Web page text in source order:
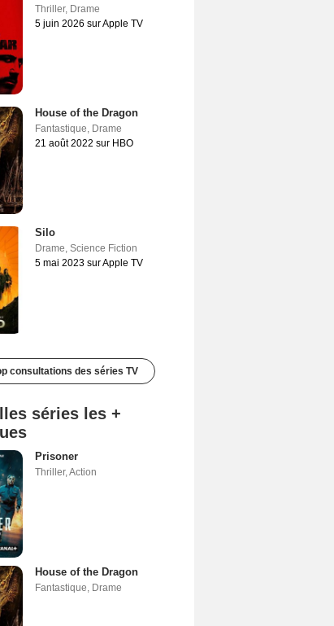
Thriller, Drame
5 juin 2026 sur Apple TV
House of the Dragon
Fantastique, Drame
21 août 2022 sur HBO
Silo
Drame, Science Fiction
5 mai 2023 sur Apple TV
consultations des séries TV
séries les +
Prisoner
Thriller,Action
House of the Dragon
Fantastique, Drame